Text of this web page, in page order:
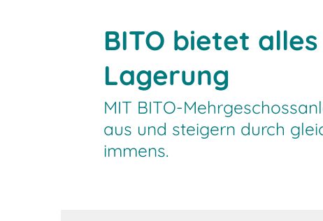
BITO bietet
Lagerung
MIT BITO-
aus und steigern durch
immens.